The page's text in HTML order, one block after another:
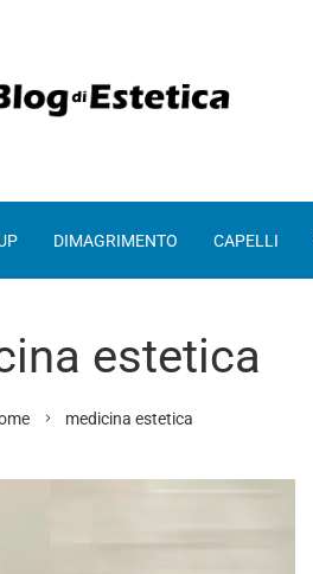
DIMAGRIMENTO CAPELLI
estetica
medicina estetica